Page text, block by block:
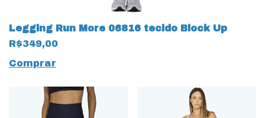
Legging Run More 06816 tecido Block Up
R$349,00
Comprar